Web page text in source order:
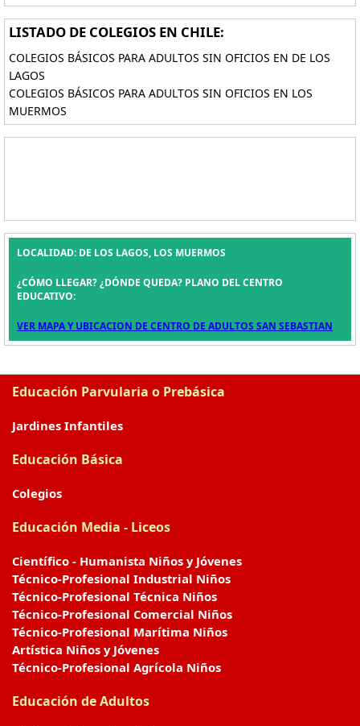
LISTADO DE COLEGIOS EN CHILE:
COLEGIOS BÁSICOS PARA ADULTOS SIN OFICIOS EN DE LOS
LAGOS
COLEGIOS BÁSICOS PARA ADULTOS SIN OFICIOS EN LOS
MUERMOS
LOCALIDAD: DE LOS LAGOS, LOS MUERMOS
¿CÓMO LLEGAR? ¿DÓNDE QUEDA? PLANO DEL CENTRO
EDUCATIVO:
VER MAPA Y UBICACION DE CENTRO DE ADULTOS SAN SEBASTIAN
Educación Parvularia o Prebásica
Jardines Infantiles
Educación Básica
Colegios
Educación Media - Liceos
Científico - Humanista Niños y Jóvenes
Técnico-Profesional Industrial Niños
Técnico-Profesional Técnica Niños
Técnico-Profesional Comercial Niños
Técnico-Profesional Marítima Niños
Artística Niños y Jóvenes
Técnico-Profesional Agrícola Niños
Educación de Adultos